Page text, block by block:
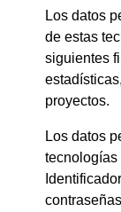
Los datos
de estas
siguientes
proyectos.
Los datos
tecnologías